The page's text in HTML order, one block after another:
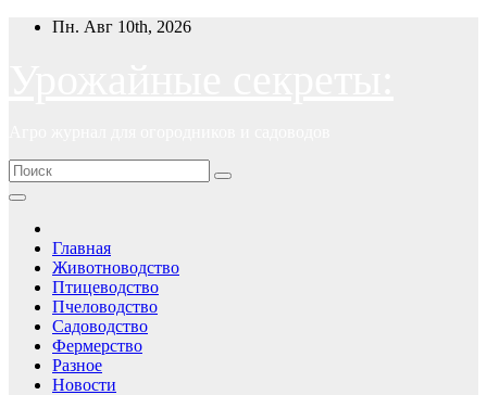
ПерейтиПн. Авг 10th, 2026
Главная
Животноводство
Птицеводство
Пчеловодство
Садоводство
Фермерство
Разное
Новости